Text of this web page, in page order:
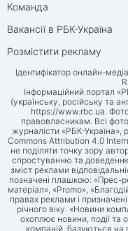
Команда
Вакансії в РБК-Україна
Розмістити рекламу
Ідентифікатор онлайн-
Інформаційний портал
(українську, російську та
https://www.rbc.ua.
правовласникам. Всі
журналісти «РБК-Україна»,
Commons Attribution 4.0
не поділяти точку зору
спростуванню та доведенню
зміст реклами
позначені плашкою: «Прес-
матеріал», «Promo»,
правах реклами і
річного віку. «Новини
охоплює новини, події та
компаній, базуються на